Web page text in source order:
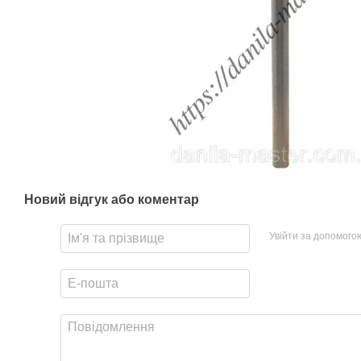
Новий відгук або коментар
Увійти за